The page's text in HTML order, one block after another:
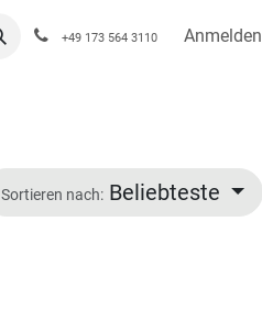
+49 173 564 3110 Anmelden
Sortieren nach: Beliebteste